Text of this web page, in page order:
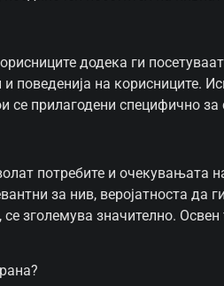
додека ги
на корисниците.
прилагодени специфично за
потребите и очекувањата
за нив, веројатноста да
зголемува значително. Освен